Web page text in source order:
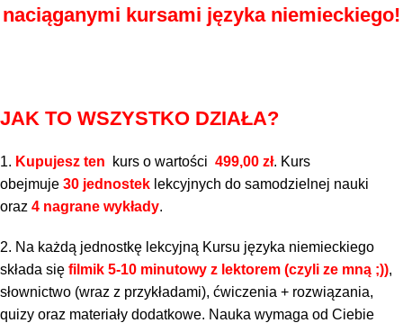
naciąganymi kursami języka niemieckiego!
JAK TO WSZYSTKO DZIAŁA?
1. Kupujesz ten kurs o wartości 499,00 zł. Kurs
obejmuje 30 jednostek lekcyjnych do samodzielnej nauki
oraz 4 nagrane wykłady.
2. Na każdą jednostkę lekcyjną Kursu języka niemieckiego
składa się filmik 5-10 minutowy z lektorem (czyli ze mną ;)),
słownictwo (wraz z przykładami), ćwiczenia + rozwiązania,
quizy oraz materiały dodatkowe. Nauka wymaga od Ciebie